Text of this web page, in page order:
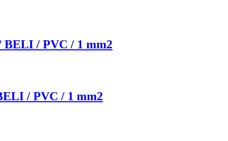
/ PVC / 1 mm2
/ PVC / 1 mm2